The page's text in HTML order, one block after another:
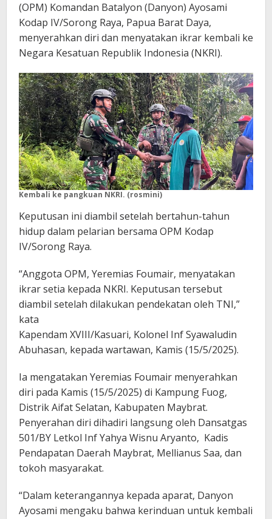
(OPM) Komandan Batalyon (Danyon) Ayosami
Kodap IV/Sorong Raya, Papua Barat Daya,
menyerahkan diri dan menyatakan ikrar kembali ke
Negara Kesatuan Republik Indonesia (NKRI).
Kembali ke pangkuan NKRI. (rosmini)
Keputusan ini diambil setelah bertahun-tahun
hidup dalam pelarian bersama OPM Kodap
IV/Sorong Raya.
“Anggota OPM, Yeremias Foumair, menyatakan
ikrar setia kepada NKRI. Keputusan tersebut
diambil setelah dilakukan pendekatan oleh TNI,”
kata
Kapendam XVIII/Kasuari, Kolonel Inf Syawaludin
Abuhasan, kepada wartawan, Kamis (15/5/2025).
Ia mengatakan Yeremias Foumair menyerahkan
diri pada Kamis (15/5/2025) di Kampung Fuog,
Distrik Aifat Selatan, Kabupaten Maybrat.
Penyerahan diri dihadiri langsung oleh Dansatgas
501/BY Letkol Inf Yahya Wisnu Aryanto, Kadis
Pendapatan Daerah Maybrat, Mellianus Saa, dan
tokoh masyarakat.
“Dalam keterangannya kepada aparat, Danyon
Ayosami mengaku bahwa kerinduan untuk kembali